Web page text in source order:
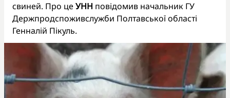
свиней. Про це УНН повідомив начальник ГУ
Держпродспоживслужби Полтавської області
Генналій Пікуль.